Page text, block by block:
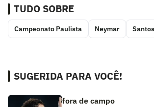
TUDO SOBRE
Campeonato Paulista Neymar Santos
SUGERIDA PARA VOCÊ!
fora de campo